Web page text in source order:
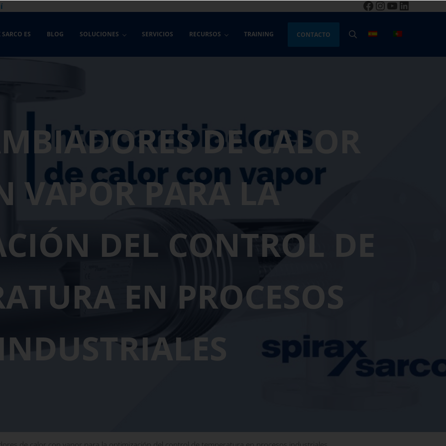
Facebook
Instagram
YouTube
LinkedIn
ES BLOG SOLUCIONES SERVICIOS RECURSOS TRAINING CONTACTO BUSCAR
DE CALOR
VAPOR PARA LA
DEL CONTROL DE
EN PROCESOS